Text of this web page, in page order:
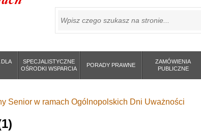
SZUKAJ
DLA
SPECJALISTYCZNE
OŚRODKI WSPARCIA
PORADY PRAWNE
ZAMÓWIENIA
PUBLICZNE
Senior w ramach Ogólnopolskich Dni Uważności